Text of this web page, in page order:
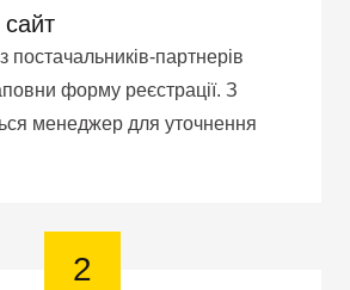
постачальників-партнерів
форму реєстрації. З
менеджер для уточнення
2